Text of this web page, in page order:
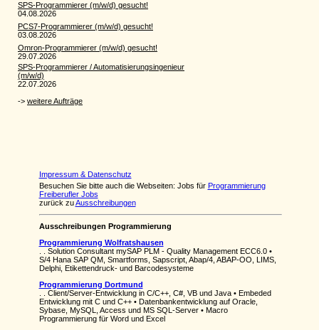
Impressum & Datenschutz
Besuchen Sie bitte auch die Webseiten: Jobs für Programmierung
Freiberufler Jobs
zurück zuAusschreibungen
Ausschreibungen Programmierung
Programmierung Wolfratshausen
. . Solution Consultant mySAP PLM - Quality Management ECC6.0 •
S/4 Hana SAP QM, Smartforms, Sapscript, Abap/4, ABAP-OO, LIMS,
Delphi, Etikettendruck- und Barcodesysteme
Programmierung Dortmund
. . Client/Server-Entwicklung in C/C++, C#, VB und Java • Embeded
Entwicklung mit C und C++ • Datenbankentwicklung auf Oracle,
Sybase, MySQL, Access und MS SQL-Server • Macro
Programmierung für Word und Excel